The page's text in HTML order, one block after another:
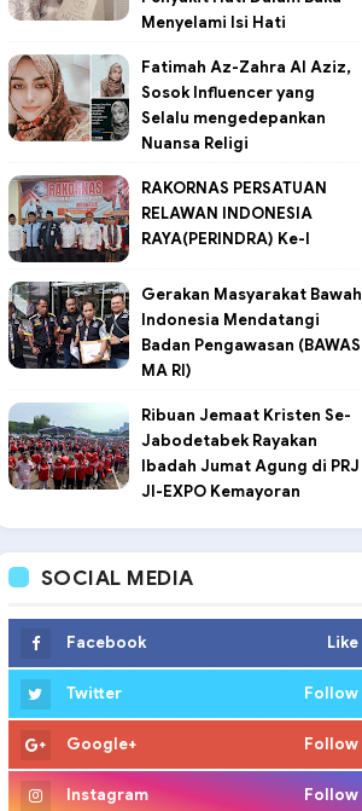
Menyelami Isi Hati
Fatimah Az-Zahra Al Aziz,
Sosok Influencer yang
Selalu mengedepankan
Nuansa Religi
RAKORNAS PERSATUAN
RELAWAN INDONESIA
RAYA(PERINDRA) Ke-I
Gerakan Masyarakat Bawah
Indonesia Mendatangi
Badan Pengawasan (BAWAS
MA RI)
Ribuan Jemaat Kristen Se-
Jabodetabek Rayakan
Ibadah Jumat Agung di PRJ
JI-EXPO Kemayoran
SOCIAL MEDIA
Facebook Like
Twitter Follow
Google+ Follow
Instagram Follow